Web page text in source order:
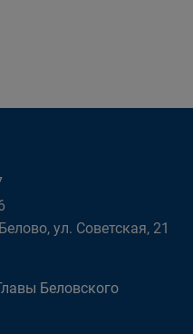
ул. Советская, 21
Беловского